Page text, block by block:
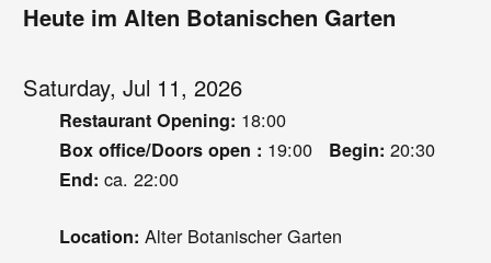
Heute im Alten Botanischen Garten
Saturday, Jul 11, 2026
Restaurant Opening: 18:00
Box office/Doors open : 19:00 Begin: 20:30
End: ca. 22:00
Location: Alter Botanischer Garten